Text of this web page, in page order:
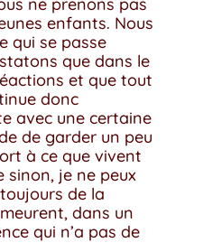
enfants. Nous
qui se passe
que dans le
et que tout
donc
avec une certaine
de garder un peu
à ce que vivent
sinon, je ne peux
de la
dans un
qui n’a pas de